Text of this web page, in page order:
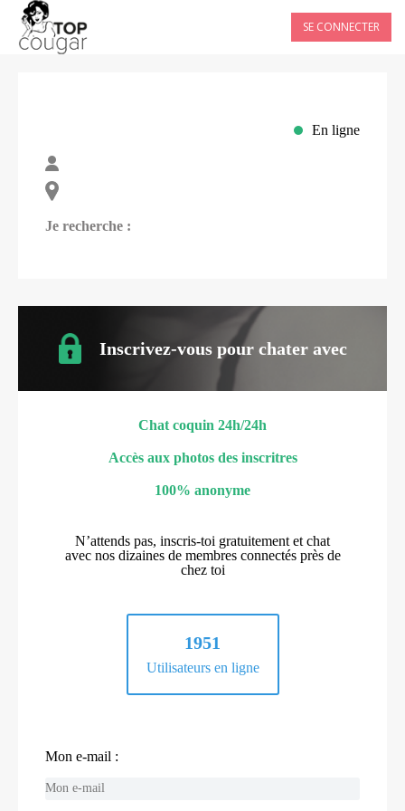
SE CONNECTER
En ligne
Je recherche :
Inscrivez-vous pour chater avec
Chat coquin 24h/24h
Accès aux photos des inscritres
100% anonyme
N’attends pas, inscris-toi gratuitement et chat
avec nos dizaines de membres connectés près de
chez toi
1951
Utilisateurs en ligne
Mon e-mail :